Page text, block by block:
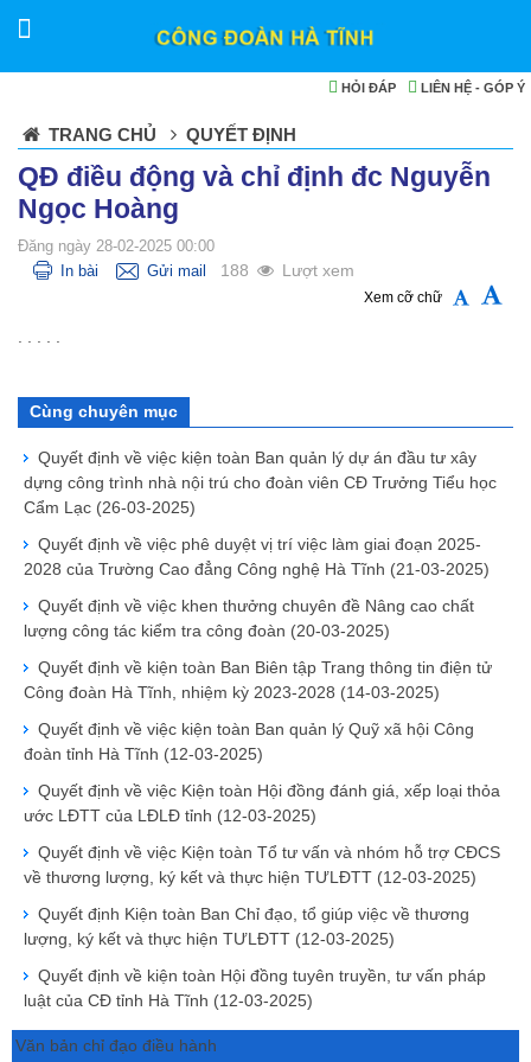
LIÊN HỆ - GÓP Ý
HỎI ĐÁP
TRANG CHỦ QUYẾT ĐỊNH
QĐ điều động và chỉ định đc Nguyễn
Ngọc Hoàng
Đăng ngày 28-02-2025 00:00
In bài
Gửi mail 188 Lượt xem
Xem cỡ chữ
Cùng chuyên mục
Quyết định về việc kiện toàn Ban quản lý dự án đầu tư xây
dựng công trình nhà nội trú cho đoàn viên CĐ Trưởng Tiểu học
Cẩm Lạc (26-03-2025)
Quyết định về việc phê duyệt vị trí việc làm giai đoạn 2025-
2028 của Trường Cao đẳng Công nghệ Hà Tĩnh (21-03-2025)
Quyết định về việc khen thưởng chuyên đề Nâng cao chất
lượng công tác kiểm tra công đoàn (20-03-2025)
Quyết định về kiện toàn Ban Biên tập Trang thông tin điện tử
Công đoàn Hà Tĩnh, nhiệm kỳ 2023-2028 (14-03-2025)
Quyết định về việc kiện toàn Ban quản lý Quỹ xã hội Công
đoàn tỉnh Hà Tĩnh (12-03-2025)
Quyết định về việc Kiện toàn Hội đồng đánh giá, xếp loại thỏa
ước LĐTT của LĐLĐ tỉnh (12-03-2025)
Quyết định về việc Kiện toàn Tổ tư vấn và nhóm hỗ trợ CĐCS
về thương lượng, ký kết và thực hiện TƯLĐTT (12-03-2025)
Quyết định Kiện toàn Ban Chỉ đạo, tổ giúp việc về thương
lượng, ký kết và thực hiện TƯLĐTT (12-03-2025)
Quyết định về kiện toàn Hội đồng tuyên truyền, tư vấn pháp
luật của CĐ tỉnh Hà Tĩnh (12-03-2025)
Văn bản chỉ đạo điều hành